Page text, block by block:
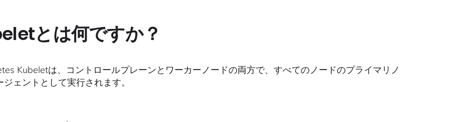
とは何ですか？
Kubeletは、コントロールプレーンとワーカーノードの両方で、すべてのノードのプライマリノ
ジェントとして実行されます。